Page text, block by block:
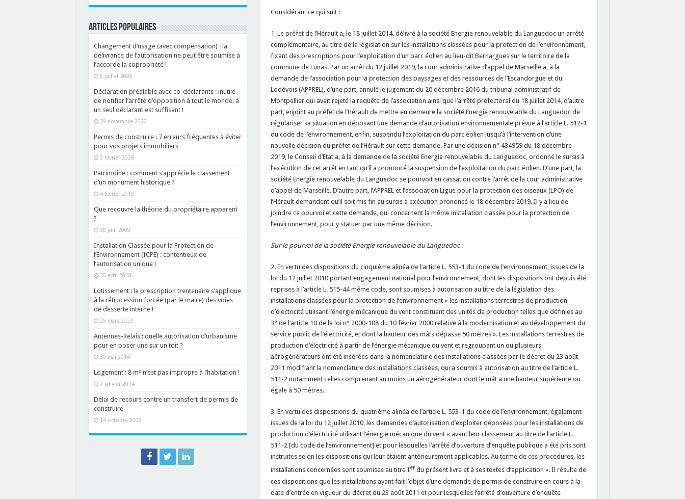
Considérant ce qui suit :
1. Le préfet de l’Hérault a, le 18 juillet 2014, délivré à la société Energie renouvelable du Languedoc un arrêté
complémentaire, au titre de la législation sur les installations classées pour la protection de l’environnement,
fixant des prescriptions pour l’exploitation d’un parc éolien au lieu-dit Bernargues sur le territoire de la
commune de Lunas. Par un arrêt du 12 juillet 2019, la cour administrative d’appel de Marseille a, à la
demande de l’association pour la protection des paysages et des ressources de l’Escandorgue et du
Lodévois (APPREL), d’une part, annulé le jugement du 20 décembre 2016 du tribunal administratif de
Montpellier qui avait rejeté la requête de l’association ainsi que l’arrêté préfectoral du 18 juillet 2014, d’autre
part, enjoint au préfet de l’Hérault de mettre en demeure la société Energie renouvelable du Languedoc de
régulariser sa situation en déposant une demande d’autorisation environnementale prévue à l’article L. 512-1
du code de l’environnement, enfin, suspendu l’exploitation du parc éolien jusqu’à l’intervention d’une
nouvelle décision du préfet de l’Hérault sur cette demande. Par une décision n° 434959 du 18 décembre
2019, le Conseil d’Etat a, à la demande de la société Energie renouvelable du Languedoc, ordonné le sursis à
l’exécution de cet arrêt en tant qu’il a prononcé la suspension de l’exploitation du parc éolien. D’une part, la
société Energie renouvelable du Languedoc se pourvoit en cassation contre l’arrêt de la cour administrative
d’appel de Marseille. D’autre part, l’APPREL et l’association Ligue pour la protection des oiseaux (LPO) de
l’Hérault demandent qu’il soit mis fin au sursis à exécution prononcé le 18 décembre 2019. Il y a lieu de
joindre ce pourvoi et cette demande, qui concernent la même installation classée pour la protection de
l’environnement, pour y statuer par une même décision.
Sur le pourvoi de la société Energie renouvelable du Languedoc :
2. En vertu des dispositions du cinquième alinéa de l’article L. 553-1 du code de l’environnement, issues de la
loi du 12 juillet 2010 portant engagement national pour l’environnement, dont les dispositions ont depuis été
reprises à l’article L. 515-44 même code, sont soumises à autorisation au titre de la législation des
installations classées pour la protection de l‘environnement « les installations terrestres de production
d’électricité utilisant l’énergie mécanique du vent constituant des unités de production telles que définies au
3° de l’article 10 de la loi n° 2000-108 du 10 février 2000 relative à la modernisation et au développement du
service public de l’électricité, et dont la hauteur des mâts dépasse 50 mètres ». Les installations terrestres de
production d’électricité à partir de l’énergie mécanique du vent et regroupant un ou plusieurs
aérogénérateurs ont été insérées dans la nomenclature des installations classées par le décret du 23 août
2011 modifiant la nomenclature des installations classées, qui a soumis à autorisation au titre de l’article L.
511-2 notamment celles comprenant au moins un aérogénérateur dont le mât a une hauteur supérieure ou
égale à 50 mètres.
3. En vertu des dispositions du quatrième alinéa de l’article L. 553-1 du code de l’environnement, également
issues de la loi du 12 juillet 2010, les demandes d’autorisation d’exploiter déposées pour les installations de
production d’électricité utilisant l’énergie mécanique du vent « avant leur classement au titre de l’article L.
511-2 [du code de l’environnement] et pour lesquelles l’arrêté d’ouverture d’enquête publique a été pris sont
instruites selon les dispositions qui leur étaient antérieurement applicables. Au terme de ces procédures, les
installations concernées sont soumises au titre Ier du présent livre et à ses textes d’application ». Il résulte de
ces dispositions que les installations ayant fait l’objet d’une demande de permis de construire en cours à la
date d’entrée en vigueur du décret du 23 août 2011 et pour lesquelles l’arrêté d’ouverture d’enquête
ARTICLES POPULAIRES
Changement d’usage (avec compensation) : la
délivrance de l’autorisation ne peut être soumise à
l’accorde la copropriété !
8 juillet 2025
Déclaration préalable avec co-déclarants : inutile
de notifier l’arrêté d’opposition à tout le monde, à
un seul déclarant est suffisant !
29 novembre 2022
Permis de construire : 7 erreurs fréquentes à éviter
pour vos projets immobiliers
3 février 2026
Patrimoine : comment s’apprécie le classement
d’un monument historique ?
4 février 2019
Que recouvre la théorie du propriétaire apparent
?
30 juin 2009
Installation Classée pour la Protection de
l’Environnement (ICPE) : contentieux de
l’autorisation unique !
30 avril 2018
Lotissement : la prescription trentenaire s’applique
à la rétrocession forcée (par le maire) des voies
de desserte interne !
25 mars 2023
Antennes-Relais : quelle autorisation d’urbanisme
pour en poser une sur un toit ?
30 mai 2014
Logement : 8 m² n’est pas impropre à l’habitation !
7 janvier 2014
Délai de recours contre un transfert de permis de
construire
14 octobre 2009